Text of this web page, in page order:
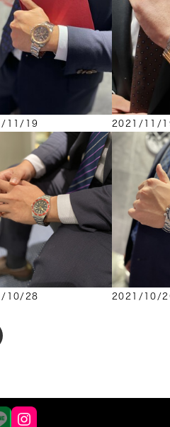
11/19 2021/11/
10/28 2021/10/